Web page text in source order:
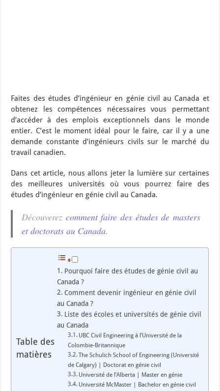
Faites des études d’ingénieur en génie civil au Canada et
obtenez les compétences nécessaires vous permettant
d’accéder à des emplois exceptionnels dans le monde
entier. C’est le moment idéal pour le faire, car il y a une
demande constante d’ingénieurs civils sur le marché du
travail canadien.
Dans cet article, nous allons jeter la lumière sur certaines
des meilleures universités où vous pourrez faire des
études d’ingénieur en génie civil au Canada.
Découverez comment faire des études de masters
et doctorats au Canada.
Table des
matières
Pourquoi faire des études de génie civil au
Canada ?
Comment devenir ingénieur en génie civil
au Canada ?
Liste des écoles et universités de génie civil
au Canada
UBC Civil Engineering à l’Université de la
Colombie-Britannique
The Schulich School of Engineering (Université
de Calgary) | Doctorat en génie civil
Université de l’Alberta | Master en génie
Université McMaster | Bachelor en génie civil